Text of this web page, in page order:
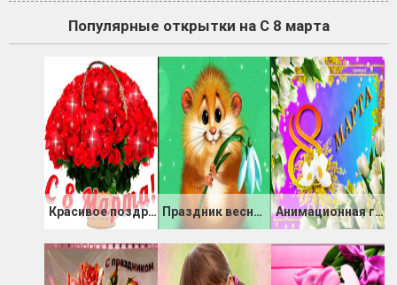
Популярные открытки на С 8 марта
Красивое поздравление женщинам с 8 Марта Праздник весны 8 Марта Анимационная гиф картинка 8 марта